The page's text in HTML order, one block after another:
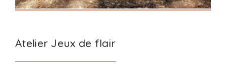
Atelier Jeux de flair